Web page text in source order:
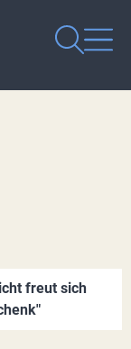
freut sich